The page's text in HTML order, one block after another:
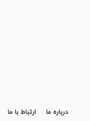
درباره ما ارتباط با ما